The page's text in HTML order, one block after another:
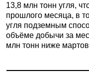
13,8 млн тонн угля,
прошлого месяца, в
угля подземным
объёме добычи за
млн тонн ниже